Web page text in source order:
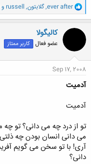
و
ا
ک
ن
ا
ever after
,گلابتون,
russell و 1 شخص دیگر
کالیگولا
عضو فعال کاربر ممتاز
Sep 17, 2008
آدمیت
آدمیت
تو از درد چه می دانی؟ تو
می دانی انسان بودن چه
آری! با تو سخن می گویم
دانی؟